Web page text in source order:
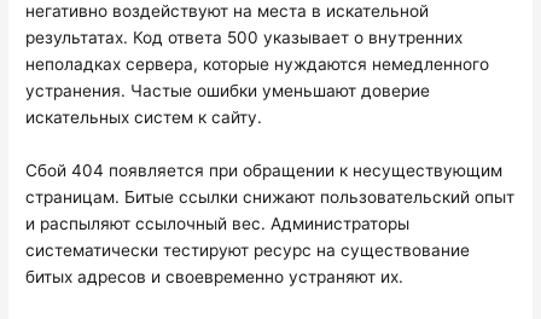
негативно воздействуют на места в искательной
результатах. Код ответа 500 указывает о внутренних
неполадках сервера, которые нуждаются немедленного
устранения. Частые ошибки уменьшают доверие
искательных систем к сайту.
Сбой 404 появляется при обращении к несуществующим
страницам. Битые ссылки снижают пользовательский опыт
и распыляют ссылочный вес. Администраторы
систематически тестируют ресурс на существование
битых адресов и своевременно устраняют их.